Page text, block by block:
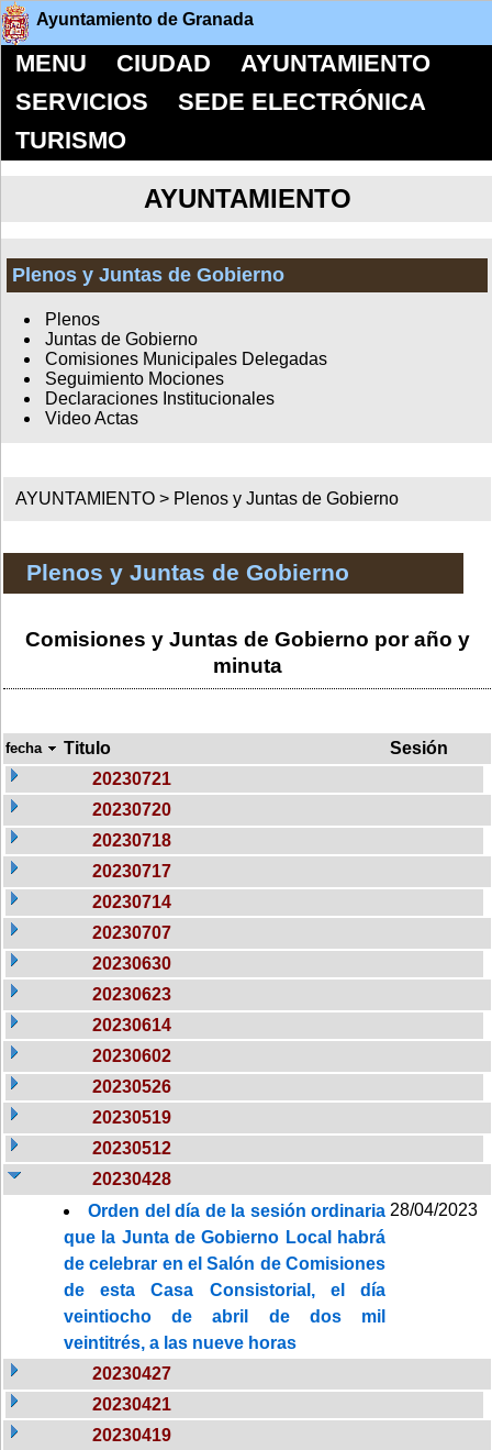
Ayuntamiento de Granada
MENU CIUDAD
AYUNTAMIENTO
SERVICIOS
SEDE ELECTRÓNICA
TURISMO
AYUNTAMIENTO
Plenos y Juntas de Gobierno
Plenos
Juntas de Gobierno
Comisiones Municipales Delegadas
Seguimiento Mociones
Declaraciones Institucionales
Video Actas
AYUNTAMIENTO > Plenos y Juntas de Gobierno
Plenos y Juntas de Gobierno
Comisiones y Juntas de Gobierno por año y
minuta
fecha Titulo
Sesión
20230721
20230720
20230718
20230717
20230714
20230707
20230630
20230623
20230614
20230602
20230526
20230519
20230512
20230428
Orden del día de la sesión ordinaria
que la Junta de Gobierno Local habrá
de celebrar en el Salón de Comisiones
de esta Casa Consistorial, el día
veintiocho de abril de dos mil
veintitrés, a las nueve horas
28/04/2023
20230427
20230421
20230419